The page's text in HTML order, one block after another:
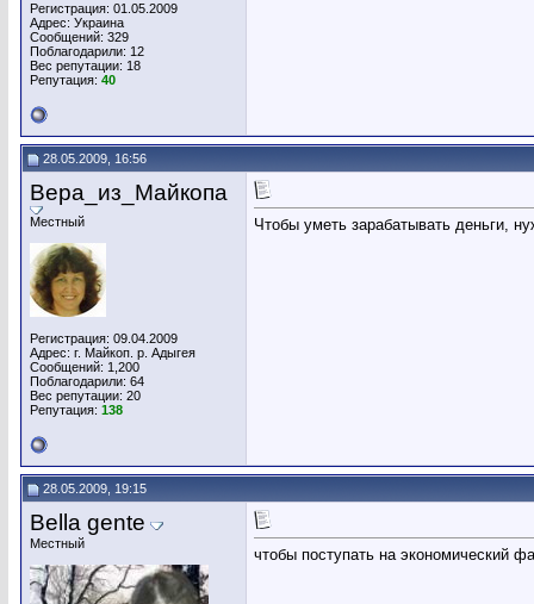
Регистрация: 01.05.2009
Адрес: Украина
Сообщений: 329
Поблагодарили: 12
Вес репутации: 18
Репутация: 40
28.05.2009, 16:56
Вера_из_Майкопа
Местный
Регистрация: 09.04.2009
Адрес: г. Майкоп. р. Адыгея
Сообщений: 1,200
Поблагодарили: 64
Вес репутации: 20
Репутация: 138
Чтобы уметь зарабатывать деньги,
28.05.2009, 19:15
Bella gente
Местный
чтобы поступать на экономический